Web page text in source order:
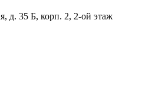
д. 35 Б, корп. 2, 2-ой этаж